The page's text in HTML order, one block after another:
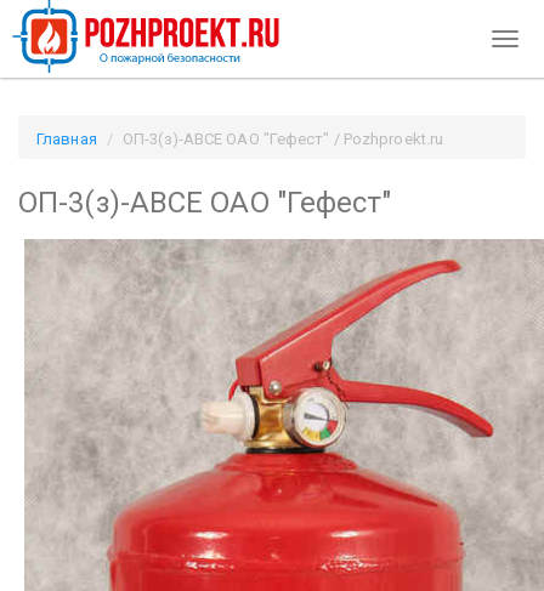
Главная ОП-3(з)-АВСЕ ОАО "Гефест" / Pozhproekt.ru
ОП-3(з)-АВСЕ ОАО "Гефест"